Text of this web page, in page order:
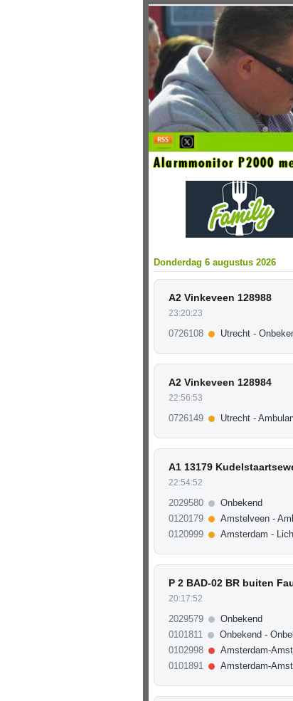
Alarmmonitor P2000
Donderdag 6 augustus 2026
A2 Vinkeveen 128988
23:20:23
0726108 Utrecht -
A2 Vinkeveen 128984
22:56:53
0726149 Utrecht -
A1 13179
22:54:52
2029580
Onbekend
0120179
Amstelveen -
0120999
Amsterdam -
P 2 BAD-02 BR buiten
20:17:52
2029579
Onbekend
0101811
Onbekend -
0102998
Amsterdam-
0101891
Amsterdam-